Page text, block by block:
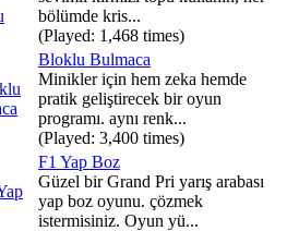
bölümde kris...
(Played: 1,468 times)
Bloklu Bulmaca
Minikler için hem zeka hemde
pratik geliştirecek bir oyun
programı. aynı renk...
(Played: 3,400 times)
F1 Yap Boz
Güzel bir Grand Pri yarış arabası
yap boz oyunu. çözmek
istermisiniz. Oyun yü...